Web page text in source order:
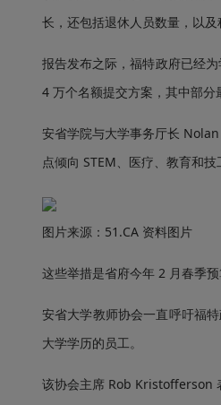
长，还包括退休人员数量，以及
报告发布之际，福特政府已经
4 万个名额提交方案，其中部分
安省学院与大学事务厅长
点倾向 STEM、医疗、教育和技
图片来源：51.CA 资料图片
这些举措是省府今年 2 月春季
安省大学教师协会一直呼吁福
大学学历的员工。
该协会主席 Rob Kristofferson